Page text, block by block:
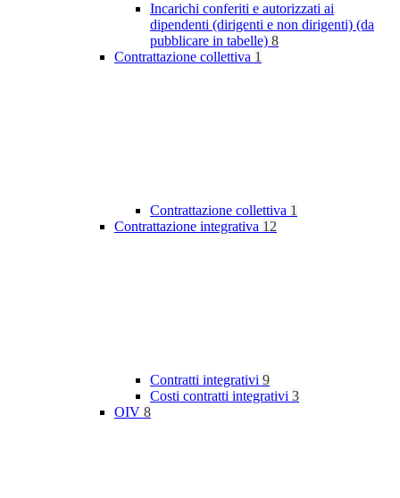
Incarichi conferiti e autorizzati ai
dipendenti (dirigenti e non dirigenti) (da
pubblicare in tabelle) 8
Contrattazione collettiva 1
Contrattazione collettiva 1
Contrattazione integrativa 12
Contratti integrativi 9
Costi contratti integrativi 3
OIV 8